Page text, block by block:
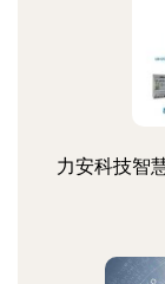
力安科技智